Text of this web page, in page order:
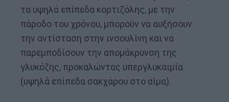
τα υψηλά επίπεδα κορτιζόλης, με την
πάροδο του χρόνου, μπορούν να αυξήσουν
την αντίσταση στην ινσουλίνη και να
παρεμποδίσουν την απομάκρυνση της
γλυκόζης, προκαλώντας υπεργλυκαιμία
(υψηλά επίπεδα σακχάρου στο αίμα).